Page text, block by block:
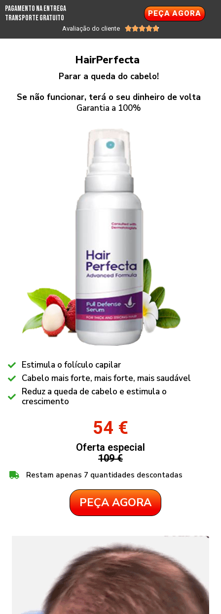
PAGAMENTO NA ENTREGA
TRANSPORTE GRATUITO
PEÇA AGORA
Avaliação do cliente 
HairPerfecta
Parar a queda do cabelo!
Se não funcionar, terá o seu dinheiro de volta
Garantia a 100%
Estimula o folículo capilar
Cabelo mais forte, mais forte, mais saudável
Reduz a queda de cabelo e estimula o
crescimento
54 €
Oferta especial
109 €
Restam apenas 7 quantidades descontadas
PEÇA AGORA